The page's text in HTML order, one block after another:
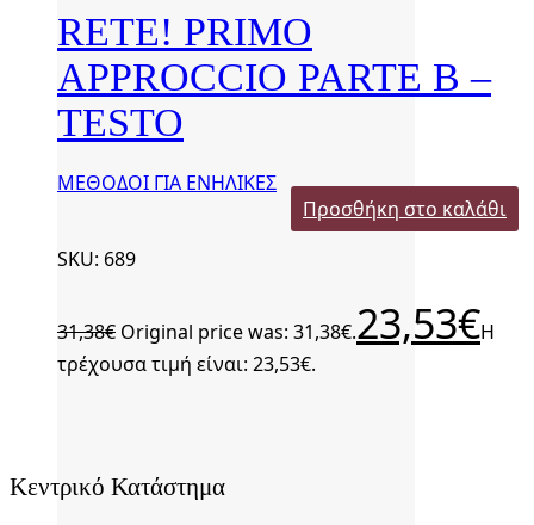
RETE! PRIMO
APPROCCIO PARTE B –
TESTO
ΜΕΘΟΔΟΙ ΓΙΑ ΕΝΗΛΙΚΕΣ
Προσθήκη στο καλάθι
SKU: 689
31,38€ Original price was: 31,38€.23,53€Η
τρέχουσα τιμή είναι: 23,53€.
Κεντρικό Κατάστημα